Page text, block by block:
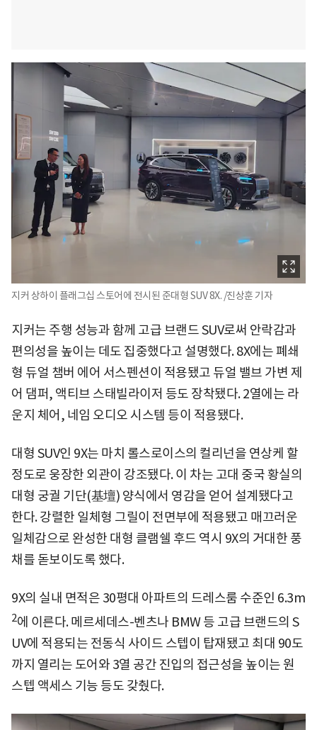
지커 상하이 플래그십 스토어에 전시된 준대형 SUV 8X. /진상훈 기자
지커는 주행 성능과 함께 고급 브랜드 SUV로써 안락감과
편의성을 높이는 데도 집중했다고 설명했다. 8X에는 폐쇄
형 듀얼 챔버 에어 서스펜션이 적용됐고 듀얼 밸브 가변 제
어 댐퍼, 액티브 스태빌라이저 등도 장착됐다. 2열에는 라
운지 체어, 네임 오디오 시스템 등이 적용됐다.
대형 SUV인 9X는 마치 롤스로이스의 컬리넌을 연상케 할
정도로 웅장한 외관이 강조됐다. 이 차는 고대 중국 황실의
대형 궁궐 기단(基壇) 양식에서 영감을 얻어 설계됐다고
한다. 강렬한 일체형 그릴이 전면부에 적용됐고 매끄러운
일체감으로 완성한 대형 클램쉘 후드 역시 9X의 거대한 풍
채를 돋보이도록 했다.
9X의 실내 면적은 30평대 아파트의 드레스룸 수준인 6.3m
2에 이른다. 메르세데스-벤츠나 BMW 등 고급 브랜드의 S
UV에 적용되는 전동식 사이드 스텝이 탑재됐고 최대 90도
까지 열리는 도어와 3열 공간 진입의 접근성을 높이는 원
스텝 액세스 기능 등도 갖췄다.